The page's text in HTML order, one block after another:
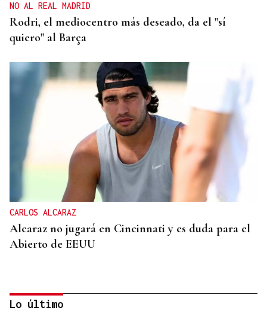
NO AL REAL MADRID
Rodri, el mediocentro más deseado, da el "sí
quiero" al Barça
CARLOS ALCARAZ
Alcaraz no jugará en Cincinnati y es duda para el
Abierto de EEUU
Lo último